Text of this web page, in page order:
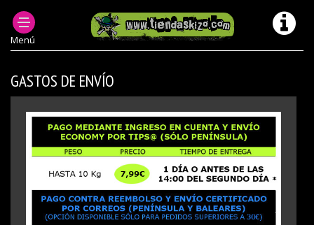
Menú
TIENDA PUNK SKIZO PEDIDOS
GASTOS DE ENVÍO